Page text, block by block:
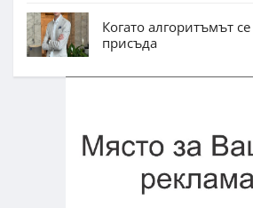
Когато алгоритъмът
присъда